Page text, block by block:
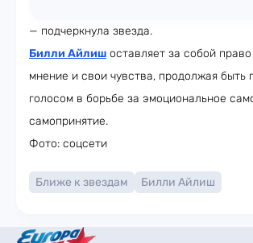
— подчеркнула звезда.
Билли Айлиш оставляет за собой
мнение и свои чувства, продолжая быть
голосом в борьбе за эмоциональное
самопринятие.
Фото: соцсети
Ближе к звездам Билли Айлиш